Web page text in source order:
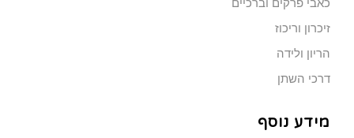
כאבי פרקים וברכיים
זיכרון וריכוז
הריון ולידה
דרכי השתן
מידע נוסף